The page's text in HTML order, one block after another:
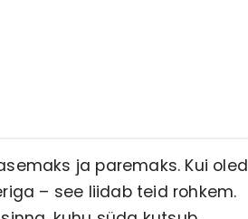
ja paremaks. Kui oled
– see liidab teid rohkem.